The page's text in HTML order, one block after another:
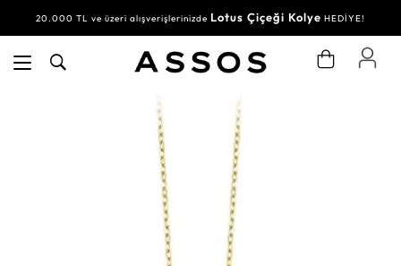
20.000 TL ve üzeri alışverişlerinizde Lotus Çiçeği Kolye HEDİYE!